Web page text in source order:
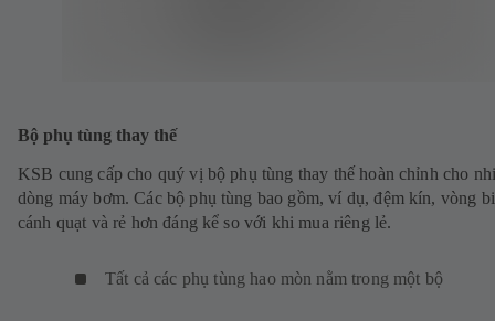
Bộ phụ tùng thay thế
KSB cung cấp cho quý vị bộ phụ tùng thay thế hoàn chỉnh cho
dòng máy bơm. Các bộ phụ tùng bao gồm, ví dụ, đệm kín, vòng
cánh quạt và rẻ hơn đáng kể so với khi mua riêng lẻ.
Tất cả các phụ tùng hao mòn nằm trong một bộ